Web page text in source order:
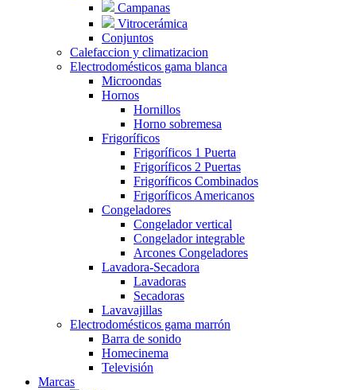
Campanas
Vitrocerámica
Conjuntos
Calefaccion y climatizacion
Electrodomésticos gama blanca
Microondas
Hornos
Hornillos
Horno sobremesa
Frigoríficos
Frigoríficos 1 Puerta
Frigoríficos 2 Puertas
Frigoríficos Combinados
Frigoríficos Americanos
Congeladores
Congelador vertical
Congelador integrable
Arcones Congeladores
Lavadora-Secadora
Lavadoras
Secadoras
Lavavajillas
Electrodomésticos gama marrón
Barra de sonido
Homecinema
Televisión
Marcas